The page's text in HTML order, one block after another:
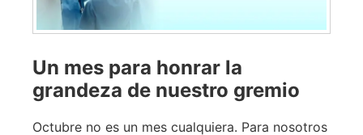
Un mes para honrar la
grandeza de nuestro gremio
Octubre no es un mes cualquiera. Para nosotros